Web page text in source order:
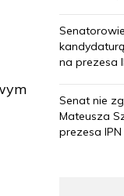
na prezesa
Senat nie
Mateusza
prezesa IPN